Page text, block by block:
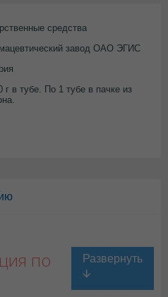
средства
завод ОАО ЭГИС
г в тубе. По 1 тубе в пачке из
по